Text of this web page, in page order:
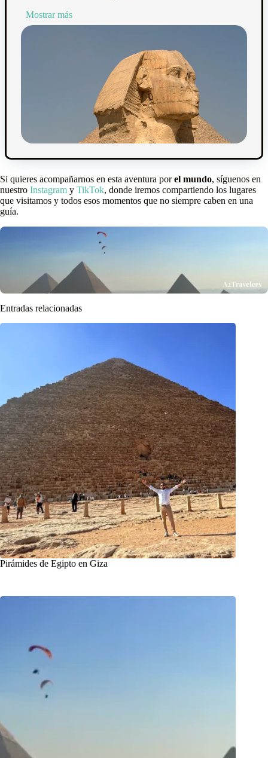
Mostrar más
Si quieres acompañarnos en esta aventura porel mundo, síguenos en
nuestro Instagram y TikTok, donde iremos compartiendo los lugares
que visitamos y todos esos momentos que no siempre caben en una
guía.
Entradas relacionadas
Pirámides de Egipto en Giza